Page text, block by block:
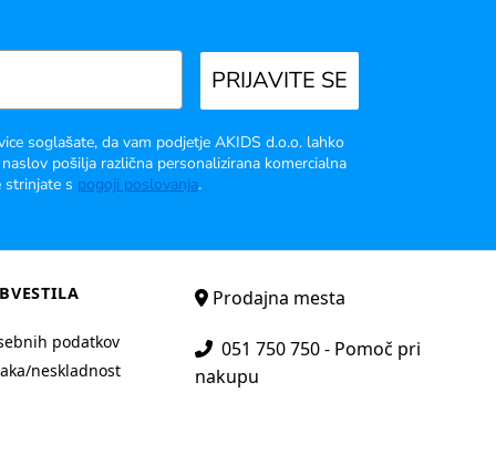
PRIJAVITE SE
soglašate, da vam podjetje AKIDS d.o.o. lahko
pošilja različna personalizirana komercialna
strinjate s pogoji poslovanja.
podatkov
neskladnost
Prodajna mesta
051 750 750 - Pomoč pri
nakupu